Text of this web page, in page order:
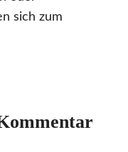
sich zum